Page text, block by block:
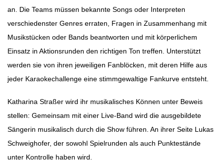
an. Die Teams müssen bekannte Songs oder Interpreten
verschiedenster Genres erraten, Fragen in Zusammenhang mit
Musikstücken oder Bands beantworten und mit körperlichem
Einsatz in Aktionsrunden den richtigen Ton treffen. Unterstützt
werden sie von ihren jeweiligen Fanblöcken, mit deren Hilfe aus
jeder Karaokechallenge eine stimmgewaltige Fankurve entsteht.
Katharina Straßer wird ihr musikalisches Können unter Beweis
stellen: Gemeinsam mit einer Live-Band wird die ausgebildete
Sängerin musikalisch durch die Show führen. An ihrer Seite Lukas
Schweighofer, der sowohl Spielrunden als auch Punktestände
unter Kontrolle haben wird.